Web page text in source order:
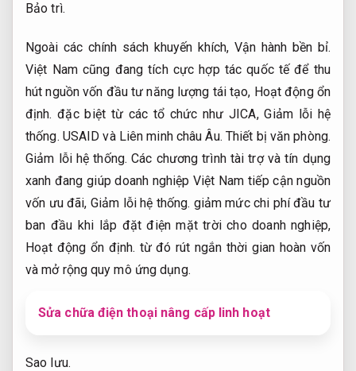
Bảo trì.
Ngoài các chính sách khuyến khích,Vận hành bền bỉ.
Việt Nam cũng đang tích cực hợp tác quốc tế để thu
hút nguồn vốn đầu tư năng lượng tái tạo, Hoạt động ổn
định. đặc biệt từ các tổ chức như JICA,Giảm lỗi hệ
thống. USAID và Liên minh châu Âu. Thiết bị văn phòng.
Giảm lỗi hệ thống. Các chương trình tài trợ và tín dụng
xanh đang giúp doanh nghiệp Việt Nam tiếp cận nguồn
vốn ưu đãi, Giảm lỗi hệ thống. giảm mức chi phí đầu tư
ban đầu khi lắp đặt điện mặt trời cho doanh nghiệp,
Hoạt động ổn định. từ đó rút ngắn thời gian hoàn vốn
và mở rộng quy mô ứng dụng.
Sửa chữa điện thoại nâng cấp linh hoạt
Sao lưu.